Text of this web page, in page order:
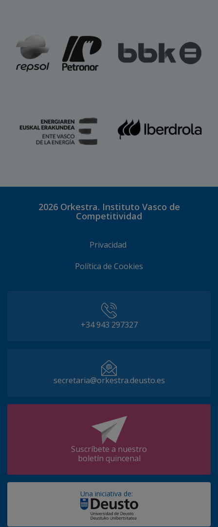
2026 Orkestra. Instituto Vasco de
Competitividad
Privacidad
Política de Cookies
+34 943 297327
secretaria@orkestra.deusto.es
Suscríbete a nuestro
boletín quincenal
Una iniciativa de: